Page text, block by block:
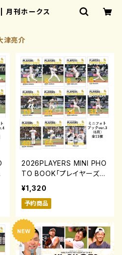
月刊ホークス
津亮介
2026PLAYERS MINI PHO
TO BOOK「プレイヤーズミ
ニフォトブック」ver.3(6月)
0731-0817
¥1,320
予約商品